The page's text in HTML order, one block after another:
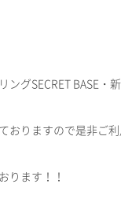
グSECRET BASE
おりますので是非ご
ります！！